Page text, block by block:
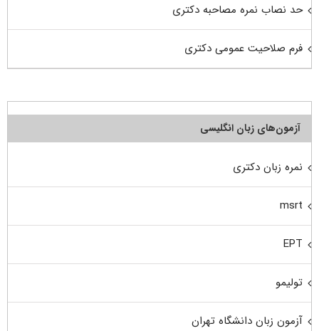
حد نصاب نمره مصاحبه دکتری
فرم صلاحیت عمومی دکتری
آزمون‌های زبان انگلیسی
نمره زبان دکتری
msrt
EPT
تولیمو
آزمون زبان دانشگاه تهران